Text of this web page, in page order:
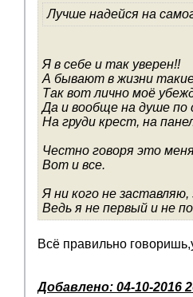
Лучше надейся на
Я в себе и так уверен!!
А бывают в жизни такие
Так вот лично моё
Да и вообще на душе по
На груди крест, на
Честно говоря это
Вот и все.
Я ни кого не
Ведь я не первый и не
Всё правильно
Добавлено: 04-10-2016